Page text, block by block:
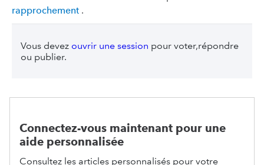
rapprochement .
Vous devez ouvrir une session pour voter,répondre
ou publier.
Connectez-vous maintenant pour une
aide personnalisée
Consultez les articles personnalisés pour votre